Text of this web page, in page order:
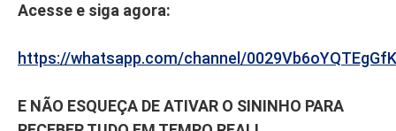
Acesse e siga agora:
https://whatsapp.com/channel/
E NÃO ESQUEÇA DE ATIVAR O SININHO PARA